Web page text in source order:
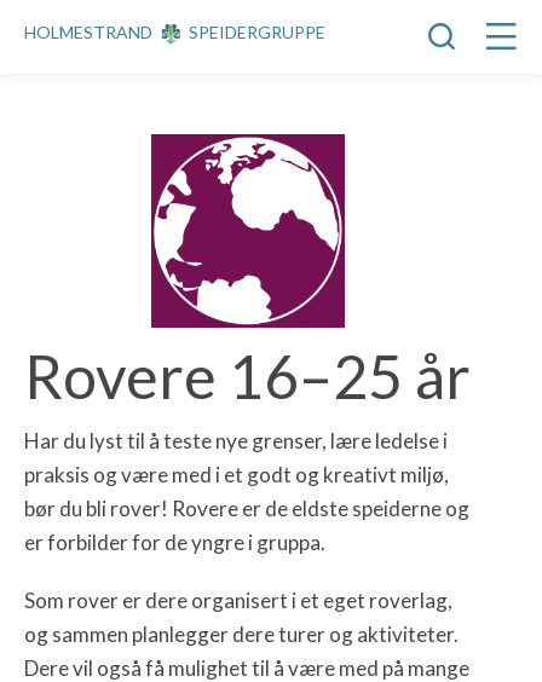
HOLMESTRAND SPEIDERGRUPPE
Rovere 16–25 år
Har du lyst til å teste nye grenser, lære ledelse i
praksis og være med i et godt og kreativt miljø,
bør du bli rover! Rovere er de eldste speiderne og
er forbilder for de yngre i gruppa.
Som rover er dere organisert i et eget roverlag,
og sammen planlegger dere turer og aktiviteter.
Dere vil også få mulighet til å være med på mange